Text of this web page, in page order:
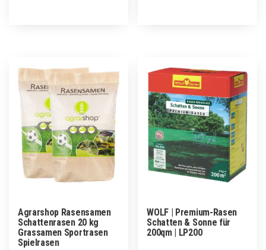
Agrarshop Rasensamen
Schattenrasen 20 kg
Grassamen Sportrasen
Spielrasen
WOLF | Premium-Rasen
Schatten & Sonne für
200qm | LP200